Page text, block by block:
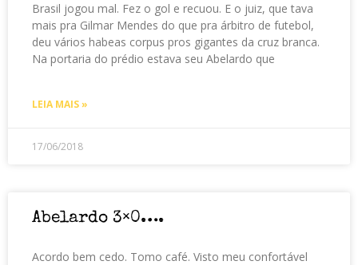
Brasil jogou mal. Fez o gol e recuou. E o juiz, que tava
mais pra Gilmar Mendes do que pra árbitro de futebol,
deu vários habeas corpus pros gigantes da cruz branca.
Na portaria do prédio estava seu Abelardo que
LEIA MAIS »
17/06/2018
Abelardo 3×0….
Acordo bem cedo. Tomo café. Visto meu confortável